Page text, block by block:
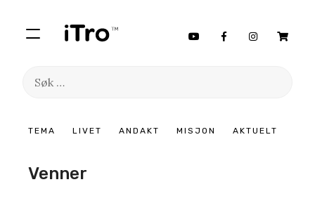
TEMA LIVET ANDAKT MISJON AKTUELT
Søk
Venner